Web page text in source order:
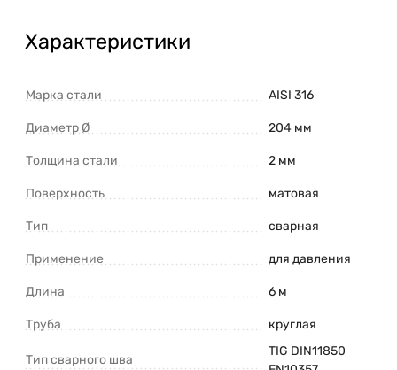
Характеристики
Марка стали AISI 316
Диаметр Ø 204 мм
Толщина стали 2 мм
Поверхность матовая
Тип сварная
Применение для давления
Длина 6 м
Труба круглая
Тип сварного шва
TIG DIN11850